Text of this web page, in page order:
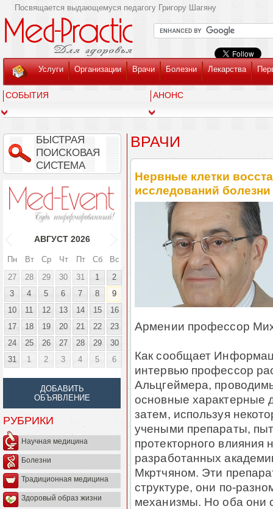
Посвящается выдающемуся педагогу Григору Шагяну
Услуги Организации Врачи Болезни Лекарства
СОБЫТИЯ АНОНС
БЫСТРАЯ
ПОИСКОВАЯ
СИСТЕМА
АВГУСТ 2026
Пн Вт Ср Чт Пт Сб
Вс
27
28 29 30 31 1
2
3
4 5 6 7 8
9
10
11 12 13 14 15
16
17
18 19 20 21 22
23
24
25 26 27 28 29
30
31
1 2 3 4 5 6
ДОБАВИТЬ
ОБЪЯВЛЕНИЕ
РУБРИКИ
Научная медицина
Болезни
Традиционная медицина
Здоровый образ жизни
ВРАЧИ
Нервные клетки
исследований
Армении профессор
Как сообщает
интервью профессор
Альцгеймера,
основные характерные
затем, используя
учеными препараты,
протекторного влияния
разработанных
Мкртчяном. Эти
структуре, они по-
механизмы. Но оба они